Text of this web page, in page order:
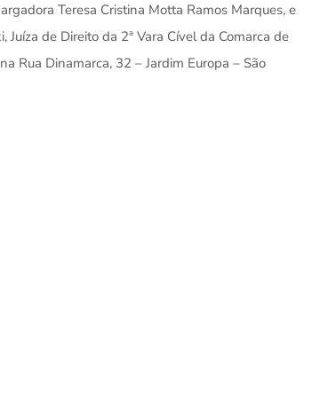
Teresa Cristina Motta Ramos Marques, e
de Direito da 2ª Vara Cível da Comarca de
Rua Dinamarca, 32 – Jardim Europa – São